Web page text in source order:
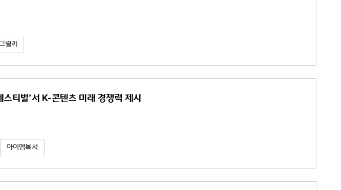
럴까
티벌’서 K-콘텐츠 미래 경쟁력 제시
아이엠복서